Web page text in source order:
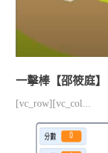
一擊棒【邵筱庭】
[vc_row][vc_col...